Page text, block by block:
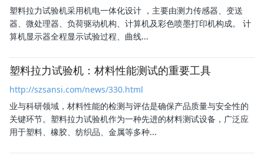
塑料拉力试验机采用机电一体化设计 ，主要由测力传感器、变送
器、微处理器、负荷驱动机构、计算机及彩色喷墨打印机构成。 计
算机显示器全程显示试验过程、曲线...
塑料拉力试验机：材料性能测试的重要工具
http://szsansi.com/news/330.html
业与科研领域，材料性能的检测与评估是确保产品质量与安全性的
关键环节。 塑料拉力试验机作为一种先进的材料测试设备，广泛应
用于塑料、橡胶、纺织品、金属等多种...